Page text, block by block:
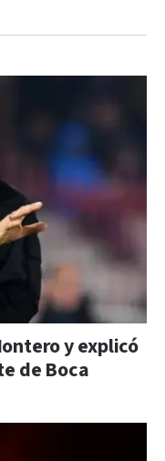
y explicó
de Boca